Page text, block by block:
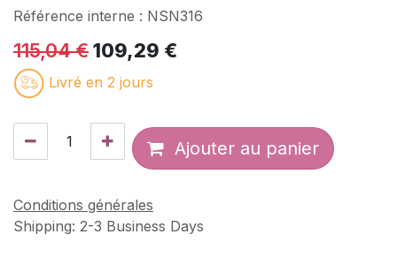
Référence interne : NSN316
115,04€109,29 €
Livré en 2 jours
Ajouter au panier
Conditions générales
Shipping: 2-3 Business Days